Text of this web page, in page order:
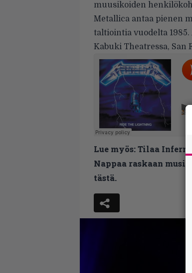
muusikoiden
Metallica antaa pienen
taltiointia vuodelta 1985.
Kabuki Theatressa, San
Lue myös:Tilaa
Nappaa raskaan
tästä.